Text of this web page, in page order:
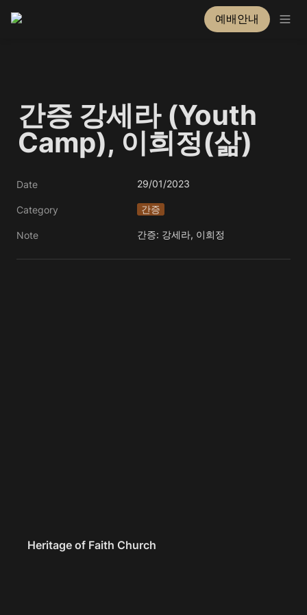
예배안내
간증 강세라 (Youth
Camp), 이희정(삶)
Date 29/01/2023
Category 간증
Note 간증: 강세라, 이희정
Heritage of Faith Church